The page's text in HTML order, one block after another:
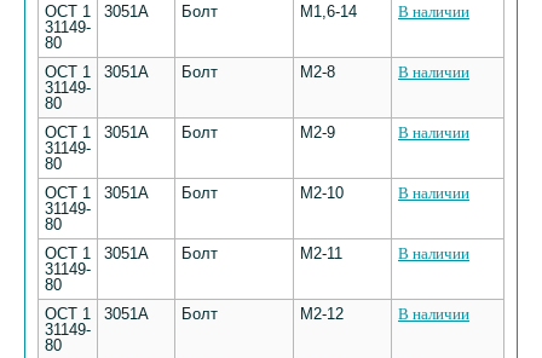
ОСТ 1
31149-
80
3051А Болт М1,6-14 В наличии
ОСТ 1
31149-
80
3051А Болт М2-8 В наличии
ОСТ 1
31149-
80
3051А Болт М2-9 В наличии
ОСТ 1
31149-
80
3051А Болт М2-10 В наличии
ОСТ 1
31149-
80
3051А Болт М2-11 В наличии
ОСТ 1
31149-
80
3051А Болт М2-12 В наличии